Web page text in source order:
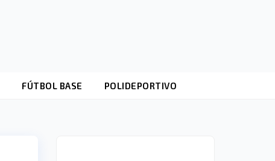
FÚTBOL BASE POLIDEPORTIVO